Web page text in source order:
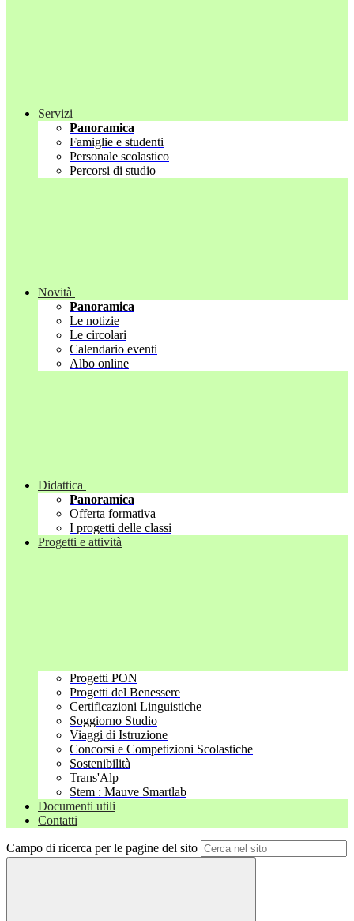
Servizi
Panoramica
Famiglie e studenti
Personale scolastico
Percorsi di studio
Novità
Panoramica
Le notizie
Le circolari
Calendario eventi
Albo online
Didattica
Panoramica
Offerta formativa
I progetti delle classi
Progetti e attività
Progetti PON
Progetti del Benessere
Certificazioni Linguistiche
Soggiorno Studio
Viaggi di Istruzione
Concorsi e Competizioni Scolastiche
Sostenibilità
Trans'Alp
Stem : Mauve Smartlab
Documenti utili
Contatti
Campo di ricerca per le pagine del sito